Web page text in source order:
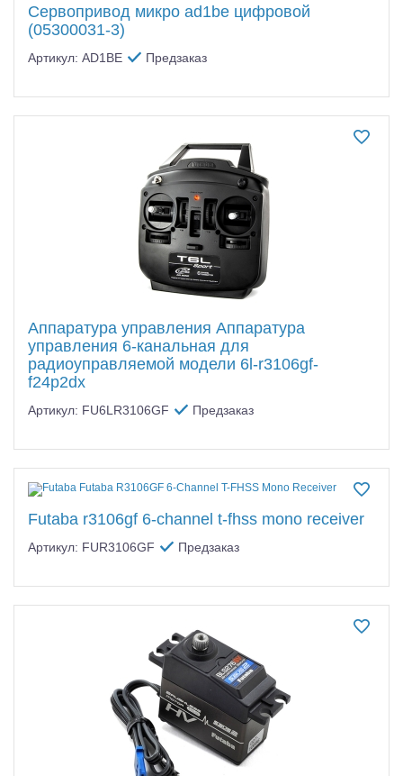
Сервопривод микро ad1be цифровой
(05300031-3)
Артикул: AD1BE Предзаказ
Аппаратура управления Аппаратура
управления 6-канальная для
радиоуправляемой модели 6l-r3106gf-
f24p2dx
Артикул: FU6LR3106GF Предзаказ
Futaba r3106gf 6-channel t-fhss mono receiver
Артикул: FUR3106GF Предзаказ